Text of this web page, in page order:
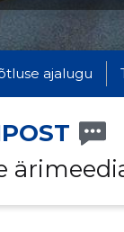
ajalugu